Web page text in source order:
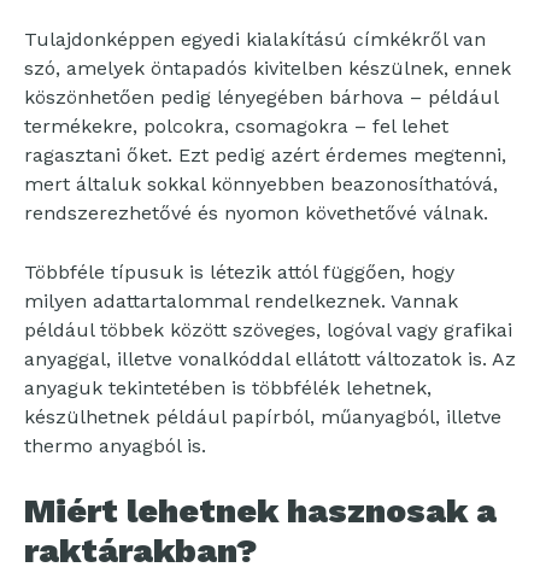
Tulajdonképpen egyedi kialakítású címkékről van
szó, amelyek öntapadós kivitelben készülnek, ennek
köszönhetően pedig lényegében bárhova – például
termékekre, polcokra, csomagokra – fel lehet
ragasztani őket. Ezt pedig azért érdemes megtenni,
mert általuk sokkal könnyebben beazonosíthatóvá,
rendszerezhetővé és nyomon követhetővé válnak.
Többféle típusuk is létezik attól függően, hogy
milyen adattartalommal rendelkeznek. Vannak
például többek között szöveges, logóval vagy grafikai
anyaggal, illetve vonalkóddal ellátott változatok is. Az
anyaguk tekintetében is többfélék lehetnek,
készülhetnek például papírból, műanyagból, illetve
thermo anyagból is.
Miért lehetnek hasznosak a
raktárakban?